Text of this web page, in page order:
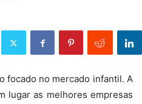
focado no mercado infantil. A
lugar as melhores empresas